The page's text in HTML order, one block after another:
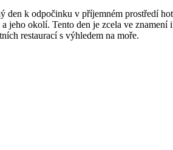
den k odpočinku v příjemném prostředí
jeho okolí. Tento den je zcela ve
restaurací s výhledem na moře.